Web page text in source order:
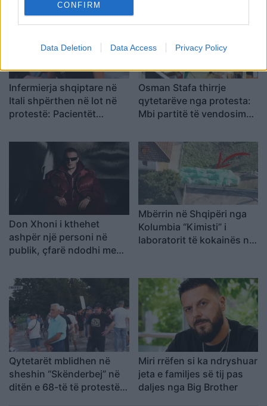
CONFIRM
Data Deletion Data Access Privacy Policy
Infermierja shqiptare në
Itali shpërthen në lot në
protestë: Pacientët
kurim jashtë vendit
Osman Stafa thirrje
qytetarëve nga protesta:
Mbi partitë të vendosim
koha e brezit të ri
Don Xhoni i kthehet
ashpër një personi në
publik, çfarë ndodhi me
Mbërrin në Shqipëri nga
Kolumbia “Kimisti” i
laboratorit të kokainës në
Qytetarët mblidhen në
sheshin “Skënderbej” në
ditën e 68-të të protestës
Miri rrëfen si ka ndryshuar
jeta e familjes së tij pas
daljes nga Big Brother